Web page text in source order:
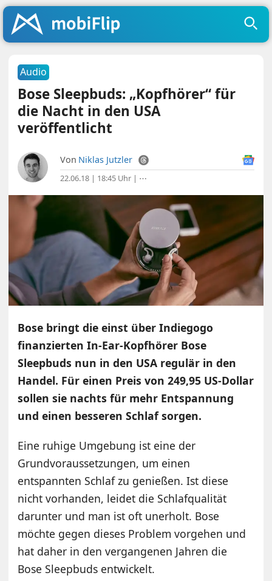
Audio
Bose Sleepbuds: „Kopfhörer“ für
die Nacht in den USA
veröffentlicht
Von Niklas Jutzler
22.06.18 | 18:45 Uhr | ⋯
Bose bringt die einst über Indiegogo
finanzierten In-Ear-Kopfhörer Bose
Sleepbuds nun in den USA regulär in den
Handel. Für einen Preis von 249,95 US-Dollar
sollen sie nachts für mehr Entspannung
und einen besseren Schlaf sorgen.
Eine ruhige Umgebung ist eine der
Grundvoraussetzungen, um einen
entspannten Schlaf zu genießen. Ist diese
nicht vorhanden, leidet die Schlafqualität
darunter und man ist oft unerholt. Bose
möchte gegen dieses Problem vorgehen und
hat daher in den vergangenen Jahren die
Bose Sleepbuds entwickelt.